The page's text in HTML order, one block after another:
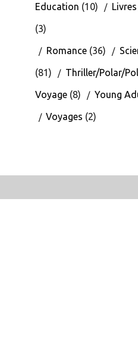
Education (10)
(3)
Romance(36)
(81) Thriller/Polar/
Voyage(8) Young
Voyages (2)